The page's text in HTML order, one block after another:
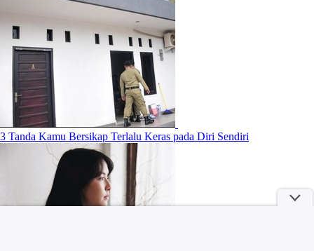
3 Tanda Kamu Bersikap Terlalu Keras pada Diri Sendiri